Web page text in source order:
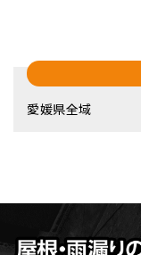
愛媛県全域